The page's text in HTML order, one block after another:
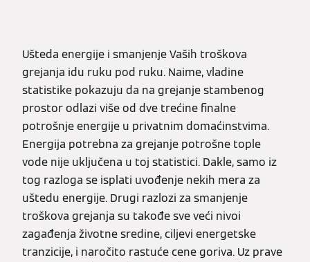
Ušteda energije i smanjenje Vaših troškova
grejanja idu ruku pod ruku. Naime, vladine
statistike pokazuju da na grejanje stambenog
prostor odlazi više od dve trećine finalne
potrošnje energije u privatnim domaćinstvima.
Energija potrebna za grejanje potrošne tople
vode nije uključena u toj statistici. Dakle, samo iz
tog razloga se isplati uvođenje nekih mera za
uštedu energije. Drugi razlozi za smanjenje
troškova grejanja su takođe sve veći nivoi
zagađenja životne sredine, ciljevi energetske
tranzicije, i naročito rastuće cene goriva. Uz prave